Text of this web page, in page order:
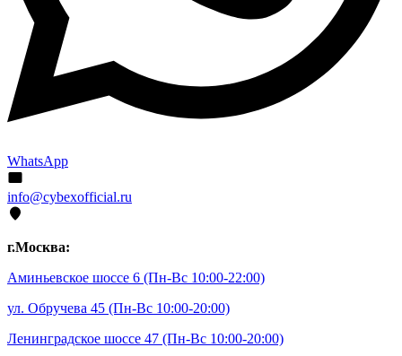
WhatsApp
info@cybexofficial.ru
г.Москва:
Аминьевское шоссе 6 (Пн-Вс 10:00-22:00)
ул. Обручева 45 (Пн-Вс 10:00-20:00)
Ленинградское шоссе 47 (Пн-Вс 10:00-20:00)